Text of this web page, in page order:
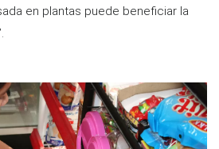
en plantas puede beneficiar la